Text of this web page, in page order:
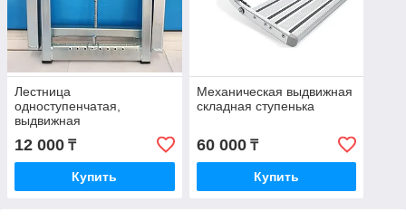
Лестница
одноступенчатая,
выдвижная
12 000 ₸
Купить
Механическая выдвижная
складная ступенька
60 000₸
Купить